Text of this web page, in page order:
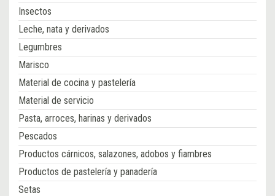
Insectos
Leche, nata y derivados
Legumbres
Marisco
Material de cocina y pastelería
Material de servicio
Pasta, arroces, harinas y derivados
Pescados
Productos cárnicos, salazones, adobos y fiambres
Productos de pastelería y panadería
Setas